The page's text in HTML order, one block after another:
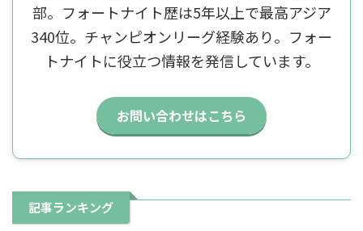
部。フォートナイト歴は5年以上で最高アジア
340位。チャンピオンリーグ経験あり。フォー
トナイトに役立つ情報を発信しています。
お問い合わせはこちら
記事ランキング